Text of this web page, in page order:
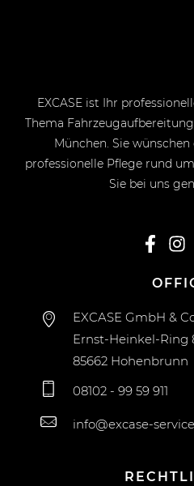
EXCASE ist Ihr
Thema
München. Sie
professionelle Pflege rund
Sie bei uns
EXCASE GmbH &
Ernst-Heinkel-Ring
85662 Hohenbrunn
08102 - 99 59 911
info@excase-